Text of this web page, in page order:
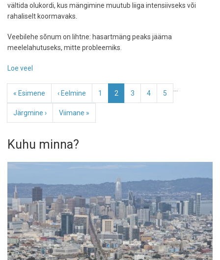
vältida olukordi, kus mängimine muutub liiga intensiivseks või
rahaliselt koormavaks.
Veebilehe sõnum on lihtne: hasartmäng peaks jääma
meelelahutuseks, mitte probleemiks.
Loe veel
mängimise
aitab
online
mängimist
hoida
Pagination
Esimene
leht
« Esimene
Eelmine
leht
‹ Eelmine Page
1
Eesolev
leht
2 Page
3 Page
4 Page
5
Järgmine
leht
Järgmine ›
Viimane
leht
Viimane »
Kuhu minna?